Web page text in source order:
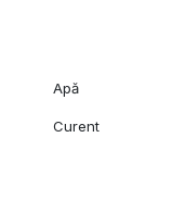
preia o afacere
vizionari, va rugam
Apă
Curent